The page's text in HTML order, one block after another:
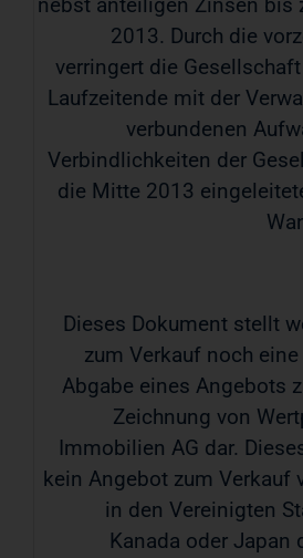
2013. Durch die
verringert die
Laufzeitende mit der
verbundenen
Verbindlichkeiten der
die Mitte 2013
Dieses Dokument stellt
zum Verkauf noch
Abgabe eines Angebots
Zeichnung von
Immobilien AG dar.
kein Angebot zum Verkauf
in den Vereinigten
Kanada oder Japan